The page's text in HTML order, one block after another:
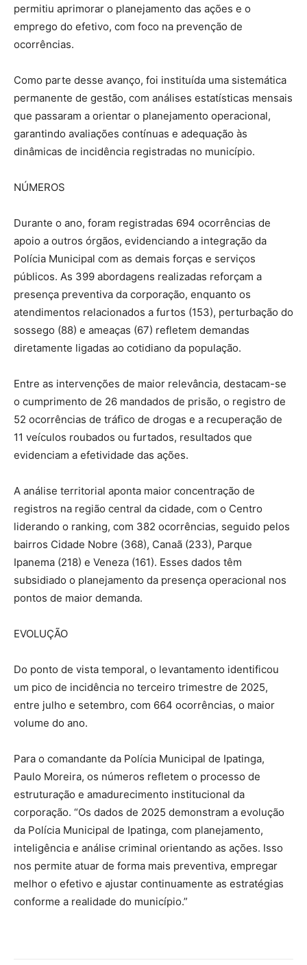
permitiu aprimorar o planejamento das ações e o
emprego do efetivo, com foco na prevenção de
ocorrências.
Como parte desse avanço, foi instituída uma sistemática
permanente de gestão, com análises estatísticas mensais
que passaram a orientar o planejamento operacional,
garantindo avaliações contínuas e adequação às
dinâmicas de incidência registradas no município.
NÚMEROS
Durante o ano, foram registradas 694 ocorrências de
apoio a outros órgãos, evidenciando a integração da
Polícia Municipal com as demais forças e serviços
públicos. As 399 abordagens realizadas reforçam a
presença preventiva da corporação, enquanto os
atendimentos relacionados a furtos (153), perturbação do
sossego (88) e ameaças (67) refletem demandas
diretamente ligadas ao cotidiano da população.
Entre as intervenções de maior relevância, destacam-se
o cumprimento de 26 mandados de prisão, o registro de
52 ocorrências de tráfico de drogas e a recuperação de
11 veículos roubados ou furtados, resultados que
evidenciam a efetividade das ações.
A análise territorial aponta maior concentração de
registros na região central da cidade, com o Centro
liderando o ranking, com 382 ocorrências, seguido pelos
bairros Cidade Nobre (368), Canaã (233), Parque
Ipanema (218) e Veneza (161). Esses dados têm
subsidiado o planejamento da presença operacional nos
pontos de maior demanda.
EVOLUÇÃO
Do ponto de vista temporal, o levantamento identificou
um pico de incidência no terceiro trimestre de 2025,
entre julho e setembro, com 664 ocorrências, o maior
volume do ano.
Para o comandante da Polícia Municipal de Ipatinga,
Paulo Moreira, os números refletem o processo de
estruturação e amadurecimento institucional da
corporação. “Os dados de 2025 demonstram a evolução
da Polícia Municipal de Ipatinga, com planejamento,
inteligência e análise criminal orientando as ações. Isso
nos permite atuar de forma mais preventiva, empregar
melhor o efetivo e ajustar continuamente as estratégias
conforme a realidade do município.”